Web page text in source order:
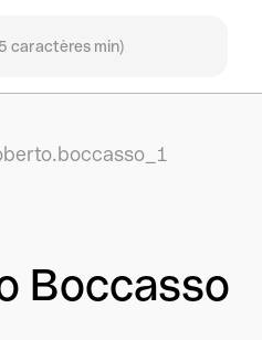
Boccasso